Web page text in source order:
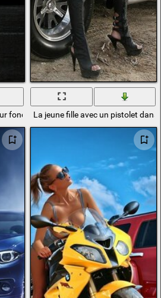
fond rougeLa jeune fille avec un pistolet